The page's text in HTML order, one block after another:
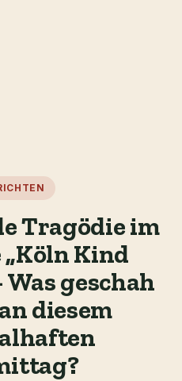
Tragödie im
„Köln Kind
geschah
diesem